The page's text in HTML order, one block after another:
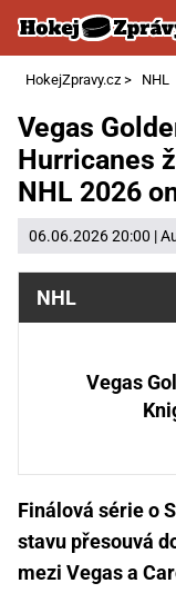
HokejZpravy.cz > NHL
Vegas
Hurricanes
NHL 2026
06.06.2026 20:00 |
NHL
Vegas
Finálová série o
stavu přesouvá
mezi Vegas a